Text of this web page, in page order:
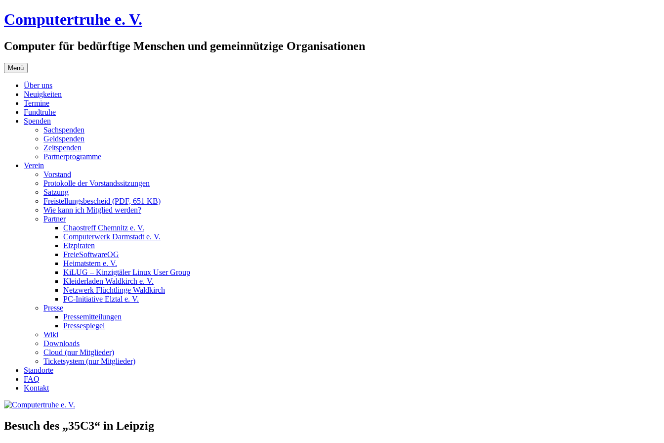
Zum
Inhalt
Computertruhe e. V.
Computer für bedürftige Menschen und gemeinnützige Organisationen
Menü
Über uns
Neuigkeiten
Termine
Fundtruhe
Spenden
Sachspenden
Geldspenden
Zeitspenden
Partnerprogramme
Verein
Vorstand
Protokolle der Vorstandssitzungen
Satzung
Freistellungsbescheid (PDF, 651 KB)
Wie kann ich Mitglied werden?
Partner
Chaostreff Chemnitz e. V.
Computerwerk Darmstadt e. V.
Elzpiraten
FreieSoftwareOG
Heimatstern e. V.
KiLUG – Kinzigtäler Linux User Group
Kleiderladen Waldkirch e. V.
Netzwerk Flüchtlinge Waldkirch
PC-Initiative Elztal e. V.
Presse
Pressemitteilungen
Pressespiegel
Wiki
Downloads
Cloud (nur Mitglieder)
Ticketsystem (nur Mitglieder)
Standorte
FAQ
Kontakt
Besuch des „35C3“ in Leipzig